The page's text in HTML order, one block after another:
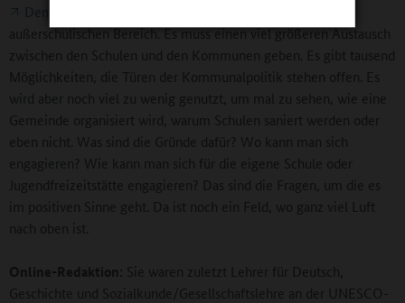
Demokratietag Rheinland-Pfalz
außerschulischen Bereich. Es muss einen viel größeren Austausch
zwischen den Schulen und den Kommunen geben. Es gibt tausend
Möglichkeiten, die Türen der Kommunalpolitik stehen offen. Es
wird aber noch viel zu wenig genutzt, um mal zu sehen, wie eine
Gemeinde organisiert wird, warum Schulen saniert werden oder
eben nicht. Was sind die Gründe dafür? Wo kann man sich
engagieren? Wie kann man sich für die eigene Schule oder
Jugendfreizeitstätte engagieren? Das sind die Fragen, um die es
im positiven Sinne geht. Da ist noch ein Feld, wo ganz viel Luft
nach oben ist.
Online-Redaktion:
Sie waren zuletzt Lehrer für Deutsch,
Geschichte und Sozialkunde/Gesellschaftslehre an der UNESCO-